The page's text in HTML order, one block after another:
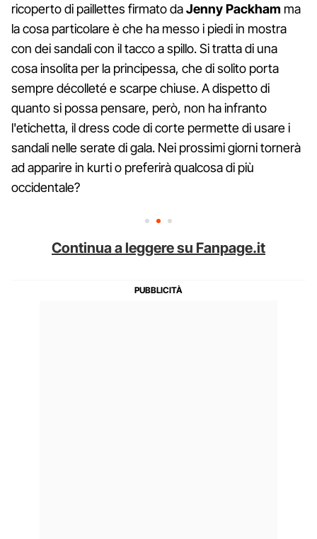
ricoperto di paillettes firmato daJenny Packham ma
la cosa particolare è che ha messo i piedi in mostra
con dei sandali con il tacco a spillo. Si tratta di una
cosa insolita per la principessa, che di solito porta
sempre décolleté e scarpe chiuse. A dispetto di
quanto si possa pensare, però, non ha infranto
l'etichetta, il dress code di corte permette di usare i
sandali nelle serate di gala. Nei prossimi giorni tornerà
ad apparire in kurti o preferirà qualcosa di più
occidentale?
Continua a leggere su Fanpage.it